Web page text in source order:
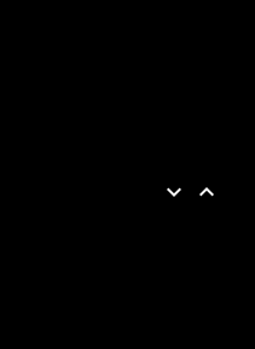
 